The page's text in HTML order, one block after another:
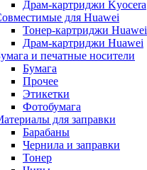
Драм-картриджи Kyocera
для Huawei
Тонер-картриджи Huawei
Драм-картриджи Huawei
и печатные носители
Бумага
Прочее
Этикетки
Фотобумага
для заправки
Барабаны
Чернила и заправки
Тонер